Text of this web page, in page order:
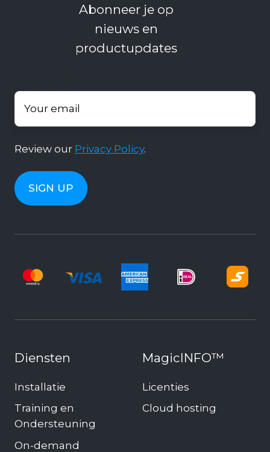
Abonneer je op
nieuws en
productupdates
Review our Privacy Policy.
Diensten
Installatie
Training en
Ondersteuning
On-demand
MagicINFO™
Licenties
Cloud hosting